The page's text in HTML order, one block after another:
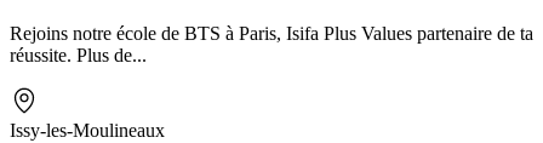
Rejoins notre école de BTS à Paris, Isifa Plus Values partenaire de ta
réussite. Plus de...
Issy-les-Moulineaux